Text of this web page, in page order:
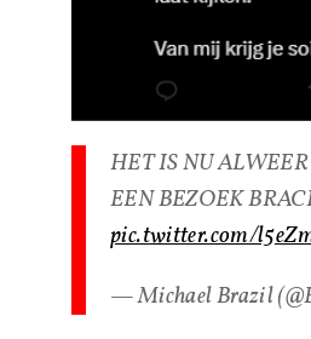
HET IS NU
EEN BEZOEK
pic.twitter.com/
— Michael Brazil